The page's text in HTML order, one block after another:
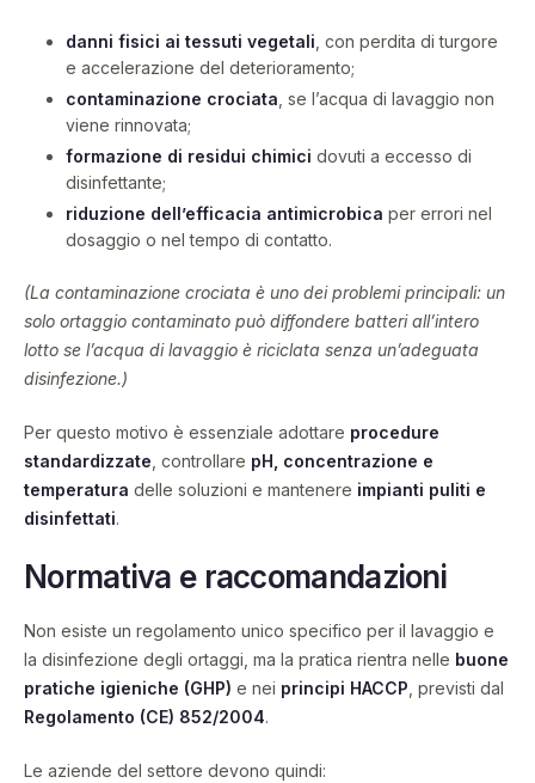
danni fisici ai tessuti vegetali , con perdita di turgore
e accelerazione del deterioramento;
contaminazione crociata , se l’acqua di lavaggio non
viene rinnovata;
formazione di residui chimici dovuti a eccesso di
disinfettante;
riduzione dell’efficacia antimicrobica per errori nel
dosaggio o nel tempo di contatto.
(La contaminazione crociata è uno dei problemi principali: un
solo ortaggio contaminato può diffondere batteri all’intero
lotto se l’acqua di lavaggio è riciclata senza un’adeguata
disinfezione.)
Per questo motivo è essenziale adottare procedure
standardizzate, controllare pH, concentrazione e
temperatura delle soluzioni e mantenere impianti puliti e
disinfettati.
Normativa e raccomandazioni
Non esiste un regolamento unico specifico per il lavaggio e
la disinfezione degli ortaggi, ma la pratica rientra nelle buone
pratiche igieniche (GHP) e nei principi HACCP , previsti dal
Regolamento (CE) 852/2004.
Le aziende del settore devono quindi: